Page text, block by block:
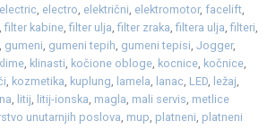
electric, electro, električni, elektromotor, facelift,
,filter kabine,filter ulja,filter zraka,filtera ulja,filteri,
, gumeni, gumeni tepih, gumeni tepisi, Jogger,
klime, klinasti, kočione obloge, kocnice, kočnice,
, kozmetika, kuplung, lamela, lanac, LED, ležaj,
, litij, litij-ionska, magla, mali servis, metlice
unutarnjih poslova, mup, platneni, platneni